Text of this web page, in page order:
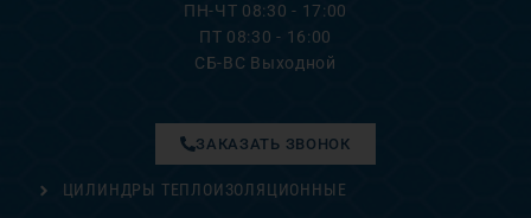
ПН-ЧТ 08:30 - 17:00
ПТ 08:30 - 16:00
СБ-ВС Выходной
ЦИЛИНДРЫ ТЕПЛОИЗОЛЯЦИОННЫЕ
ЗАКАЗАТЬ ЗВОНОК